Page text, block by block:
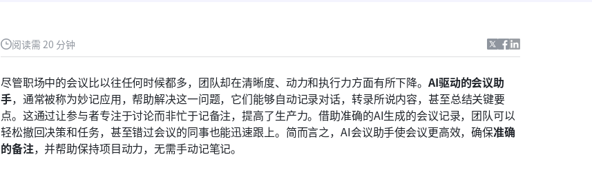
阅读需 20 分钟
尽管职场中的会议比以往任何时候都多，团队却在清晰度、动力和执行力方面有所下降。AI驱动的会议助
手，通常被称为妙记应用，帮助解决这一问题，它们能够自动记录对话，转录所说内容，甚至总结关键要
点。这通过让参与者专注于讨论而非忙于记备注，提高了生产力。借助准确的AI生成的会议记录，团队可以
轻松撤回决策和任务，甚至错过会议的同事也能迅速跟上。简而言之，AI会议助手使会议更高效，确保准确
的备注，并帮助保持项目动力，无需手动记笔记。